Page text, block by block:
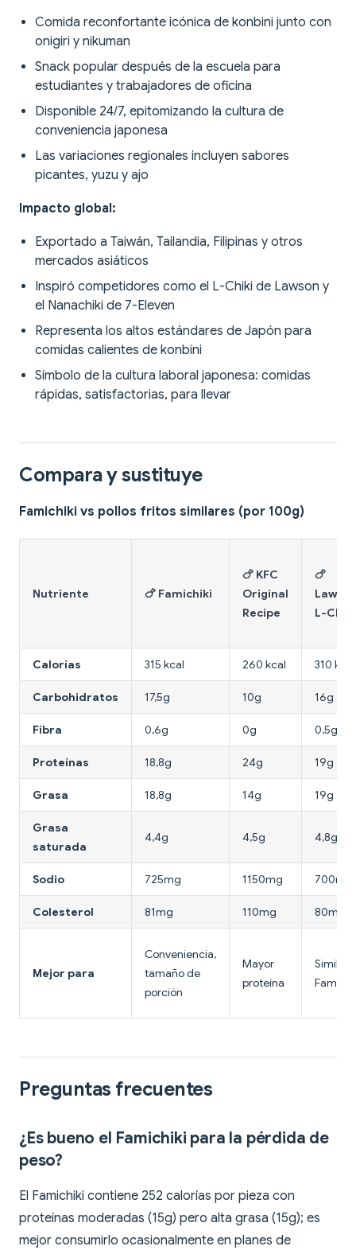
Comida reconfortante icónica de konbini junto con
onigiri y nikuman
Snack popular después de la escuela para
estudiantes y trabajadores de oficina
Disponible 24/7, epitomizando la cultura de
conveniencia japonesa
Las variaciones regionales incluyen sabores
picantes, yuzu y ajo
Impacto global:
Exportado a Taiwán, Tailandia, Filipinas y otros
mercados asiáticos
Inspiró competidores como el L-Chiki de Lawson y
el Nanachiki de 7-Eleven
Representa los altos estándares de Japón para
comidas calientes de konbini
Símbolo de la cultura laboral japonesa: comidas
rápidas, satisfactorias, para llevar
Compara y sustituye
Famichiki vs pollos fritos similares (por 100g)
Nutriente 🍗 Famichiki
🍗 KFC
Original
Recipe
🍗
L-Chiki
Calorías 315 kcal 260 kcal 310 kcal
Carbohidratos 17,5g 10g 16g
Fibra 0,6g 0g 0,5g
Proteínas 18,8g 24g 19g
Grasa 18,8g 14g 19g
Grasa
saturada
4,4g 4,5g 4,8g
Sodio 725mg 1150mg 700mg
Colesterol 81mg 110mg 80mg
Mejor para
Conveniencia,
tamaño de
porción
Mayor
proteína
Similar
Preguntas frecuentes
¿Es bueno el Famichiki para la pérdida de
peso?
El Famichiki contiene 252 calorías por pieza con
proteínas moderadas (15g) pero alta grasa (15g); es
mejor consumirlo ocasionalmente en planes de